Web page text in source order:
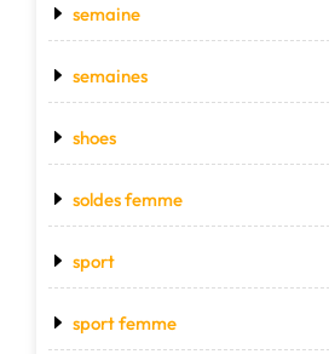
semaine
semaines
shoes
soldes femme
sport
sport femme